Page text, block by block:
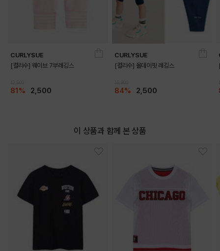
CURLYSUE
[컬리수] 웨이브 7부레깅스
81% 2,500
CURLYSUE
[컬리수] 올데이핏 레깅스
84% 2,500
이 상품과 함께 본 상품